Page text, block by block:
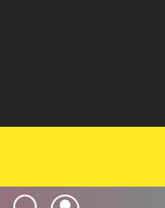
SEARCH